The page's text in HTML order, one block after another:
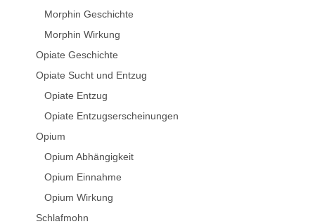
Morphin Geschichte
Morphin Wirkung
Opiate Geschichte
Opiate Sucht und Entzug
Opiate Entzug
Opiate Entzugserscheinungen
Opium
Opium Abhängigkeit
Opium Einnahme
Opium Wirkung
Schlafmohn